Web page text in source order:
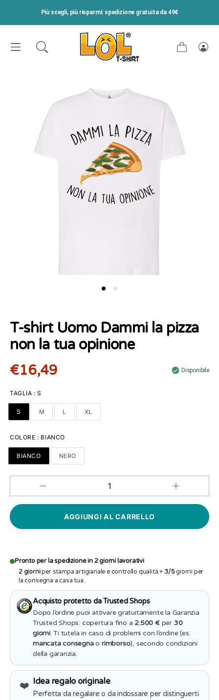
Più scegli, più risparmi: spedizione gratuita da 49€
Carrello
T-shirt Uomo Dammi la pizza
non la tua opinione
€16,49 Disponibile
TAGLIA :S
S M L XL
COLORE : BIANCO
BIANCO NERO
Diminuisci
quantità
per
Uomo
non
tua
opinione
Aumenta
quantità
tua
Pronto per la spedizione in 2 giorni lavorativi
2 giorniper stampa artigianale e controllo qualità + 3/5giorni per
la consegna a casa tua.
Acquisto protetto da Trusted Shops
Dopo l’ordine puoi attivare gratuitamente la Garanzia
Trusted Shops: copertura fino a 2.500 €per 30
giorni. Ti tutela in caso di problemi con l’ordine (es.
mancata consegnaorimborso), secondo condizioni
della garanzia.
❤️ Idea regalo originale
Perfetta da regalare o da indossare per distinguerti